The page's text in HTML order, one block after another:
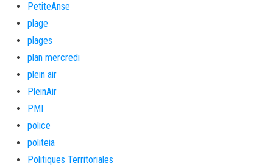
PetiteAnse
plage
plages
plan mercredi
plein air
PleinAir
PMI
police
politeia
Politiques Territoriales